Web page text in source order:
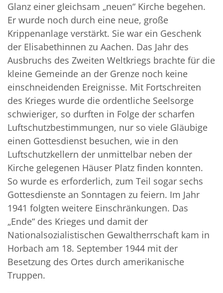
Glanz einer gleichsam „neuen“ Kirche begehen.
Er wurde noch durch eine neue, große
Krippenanlage verstärkt. Sie war ein Geschenk
der Elisabethinnen zu Aachen. Das Jahr des
Ausbruchs des Zweiten Weltkriegs brachte für die
kleine Gemeinde an der Grenze noch keine
einschneidenden Ereignisse. Mit Fortschreiten
des Krieges wurde die ordentliche Seelsorge
schwieriger, so durften in Folge der scharfen
Luftschutzbestimmungen, nur so viele Gläubige
einen Gottesdienst besuchen, wie in den
Luftschutzkellern der unmittelbar neben der
Kirche gelegenen Häuser Platz finden konnten.
So wurde es erforderlich, zum Teil sogar sechs
Gottesdienste an Sonntagen zu feiern. Im Jahr
1941 folgten weitere Einschränkungen. Das
„Ende“ des Krieges und damit der
Nationalsozialistischen Gewaltherrschaft kam in
Horbach am 18. September 1944 mit der
Besetzung des Ortes durch amerikanische
Truppen.